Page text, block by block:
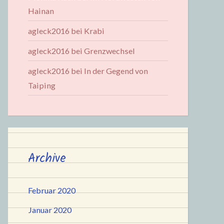
Hainan
agleck2016 bei Krabi
agleck2016 bei Grenzwechsel
agleck2016 bei In der Gegend von
Taiping
Archive
Februar 2020
Januar 2020